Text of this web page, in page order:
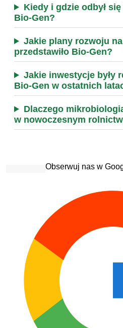
Kiedy i gdzie odbył
Bio-Gen?
Jakie plany rozwoju
przedstawiło Bio-Gen?
Jakie inwestycje były
Bio-Gen w ostatnich
Dlaczego
w nowoczesnym
Obserwuj nas w